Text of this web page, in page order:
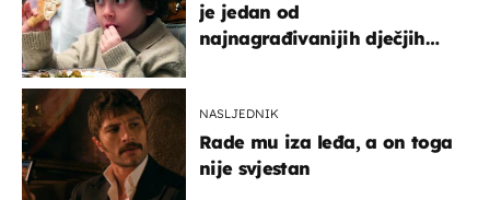
je jedan od
najnagrađivanijih dječjih
NASLJEDNIK
Rade mu iza leđa, a on toga
nije svjestan